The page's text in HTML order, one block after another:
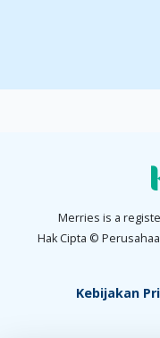
Merries is a
Hak Cipta ©
Kebijakan